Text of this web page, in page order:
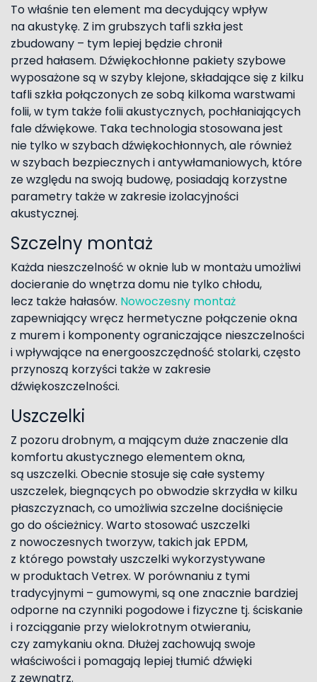
To właśnie ten element ma decydujący wpływ
na akustykę. Z im grubszych tafli szkła jest
zbudowany – tym lepiej będzie chronił
przed hałasem. Dźwiękochłonne pakiety szybowe
wyposażone są w szyby klejone, składające się z kilku
tafli szkła połączonych ze sobą kilkoma warstwami
folii, w tym także folii akustycznych, pochłaniających
fale dźwiękowe. Taka technologia stosowana jest
nie tylko w szybach dźwiękochłonnych, ale również
w szybach bezpiecznych i antywłamaniowych, które
ze względu na swoją budowę, posiadają korzystne
parametry także w zakresie izolacyjności
akustycznej.
Szczelny montaż
Każda nieszczelność w oknie lub w montażu umożliwi
docieranie do wnętrza domu nie tylko chłodu,
lecz także hałasów. Nowoczesny montaż
zapewniający wręcz hermetyczne połączenie okna
z murem i komponenty ograniczające nieszczelności
i wpływające na energooszczędność stolarki, często
przynoszą korzyści także w zakresie
dźwiękoszczelności.
Uszczelki
Z pozoru drobnym, a mającym duże znaczenie dla
komfortu akustycznego elementem okna,
są uszczelki. Obecnie stosuje się całe systemy
uszczelek, biegnących po obwodzie skrzydła w kilku
płaszczyznach, co umożliwia szczelne dociśnięcie
go do ościeżnicy. Warto stosować uszczelki
z nowoczesnych tworzyw, takich jak EPDM,
z którego powstały uszczelki wykorzystywane
w produktach Vetrex. W porównaniu z tymi
tradycyjnymi – gumowymi, są one znacznie bardziej
odporne na czynniki pogodowe i fizyczne tj. ściskanie
i rozciąganie przy wielokrotnym otwieraniu,
czy zamykaniu okna. Dłużej zachowują swoje
właściwości i pomagają lepiej tłumić dźwięki
z zewnątrz.